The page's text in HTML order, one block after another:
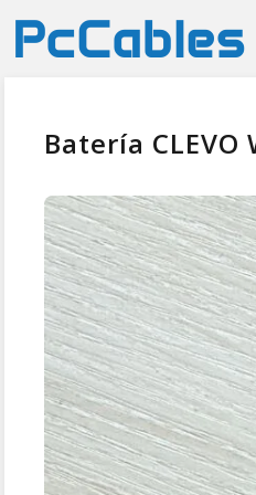
Batería CLEVO